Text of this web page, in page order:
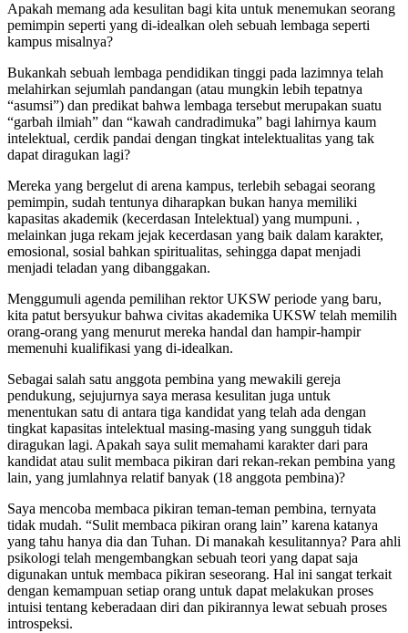
Apakah memang ada kesulitan bagi kita untuk menemukan seorang
pemimpin seperti yang di-idealkan oleh sebuah lembaga seperti
kampus misalnya?
Bukankah sebuah lembaga pendidikan tinggi pada lazimnya telah
melahirkan sejumlah pandangan (atau mungkin lebih tepatnya
“asumsi”) dan predikat bahwa lembaga tersebut merupakan suatu
“garbah ilmiah” dan “kawah candradimuka” bagi lahirnya kaum
intelektual, cerdik pandai dengan tingkat intelektualitas yang tak
dapat diragukan lagi?
Mereka yang bergelut di arena kampus, terlebih sebagai seorang
pemimpin, sudah tentunya diharapkan bukan hanya memiliki
kapasitas akademik (kecerdasan Intelektual) yang mumpuni. ,
melainkan juga rekam jejak kecerdasan yang baik dalam karakter,
emosional, sosial bahkan spiritualitas, sehingga dapat menjadi
menjadi teladan yang dibanggakan.
Menggumuli agenda pemilihan rektor UKSW periode yang baru,
kita patut bersyukur bahwa civitas akademika UKSW telah memilih
orang-orang yang menurut mereka handal dan hampir-hampir
memenuhi kualifikasi yang di-idealkan.
Sebagai salah satu anggota pembina yang mewakili gereja
pendukung, sejujurnya saya merasa kesulitan juga untuk
menentukan satu di antara tiga kandidat yang telah ada dengan
tingkat kapasitas intelektual masing-masing yang sungguh tidak
diragukan lagi. Apakah saya sulit memahami karakter dari para
kandidat atau sulit membaca pikiran dari rekan-rekan pembina yang
lain, yang jumlahnya relatif banyak (18 anggota pembina)?
Saya mencoba membaca pikiran teman-teman pembina, ternyata
tidak mudah. “Sulit membaca pikiran orang lain” karena katanya
yang tahu hanya dia dan Tuhan. Di manakah kesulitannya? Para ahli
psikologi telah mengembangkan sebuah teori yang dapat saja
digunakan untuk membaca pikiran seseorang. Hal ini sangat terkait
dengan kemampuan setiap orang untuk dapat melakukan proses
intuisi tentang keberadaan diri dan pikirannya lewat sebuah proses
introspeksi.